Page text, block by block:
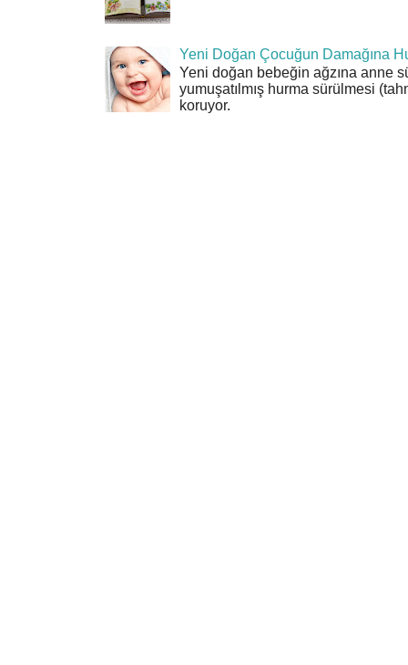
Yeni Doğan Çocuğun Damağına
Yeni doğan bebeğin ağzına anne
yumuşatılmış hurma sürülmesi
koruyor.